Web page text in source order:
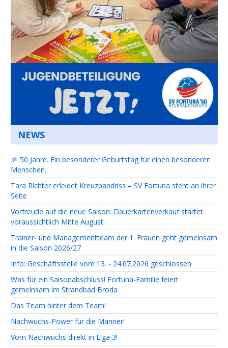
NEWS
🎉 50 Jahre. Ein besonderer Geburtstag für einen besonderen
Menschen.
Tara Richter erleidet Kreuzbandriss – SV Fortuna steht an ihrer
Seite
Vorfreude auf die neue Saison: Dauerkartenverkauf startet
voraussichtlich Mitte August
Trainer- und Managementteam der 1. Frauen geht gemeinsam
in die Saison 2026/27
Info: Geschäftsstelle vom 13. - 24.07.2026 geschlossen
Was für ein Saisonabschluss! Fortuna-Familie feiert
gemeinsam im Strandbad Broda
Das Team hinter dem Team!
Nachwuchs-Power für die Männer!
Vom Nachwuchs direkt in Liga 3!